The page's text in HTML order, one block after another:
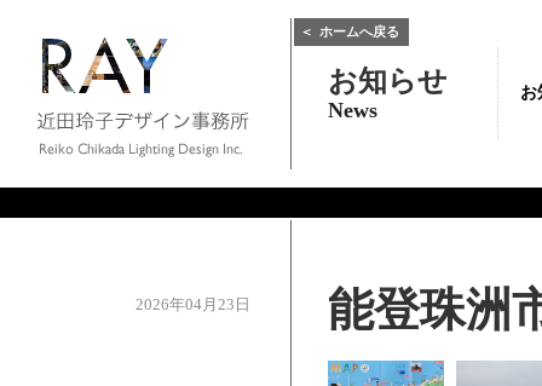
お知らせ
News
＜ ホームへ戻る
お
2026年04月23日 能登珠洲